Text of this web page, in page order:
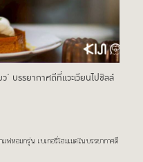
บรรยากาศดีที่แวะเวียนไปชิลล์
แฟหอมกรุ่น เบเกอรี่โฮมเมดในบรรยากาศดี